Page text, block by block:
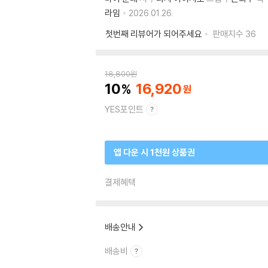
라임
2026.01.26.
첫번째 리뷰어가 되어주세요
판매지수 36
18,800원
10 16,920
YES포인트
앱 다운 시 1천원 상품권
결제혜택
배송안내
배송비